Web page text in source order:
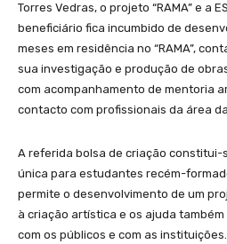
Torres Vedras, o projeto “RAMA” e a
beneficiário fica incumbido de
meses em residência no “RAMA”,
sua investigação e produção de
com acompanhamento de mentoria
contacto com profissionais da área
A referida bolsa de criação constitui-
única para estudantes recém-
permite o desenvolvimento de um
à criação artística e os ajuda
com os públicos e com as